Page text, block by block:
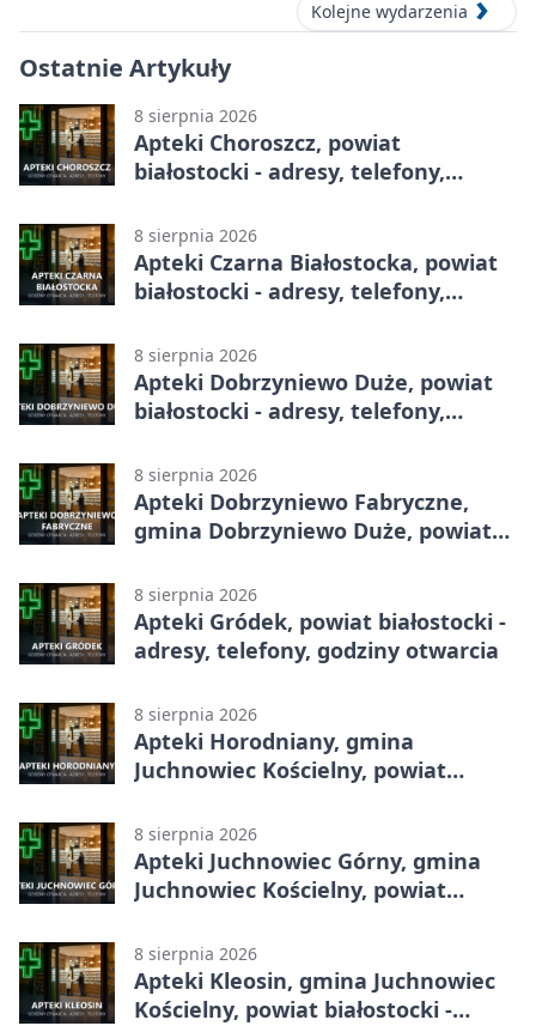
Kolejne wydarzenia
Ostatnie Artykuły
8 sierpnia 2026
Apteki Choroszcz, powiat
białostocki - adresy, telefony,
8 sierpnia 2026
Apteki Czarna Białostocka, powiat
białostocki - adresy, telefony,
8 sierpnia 2026
Apteki Dobrzyniewo Duże, powiat
białostocki - adresy, telefony,
8 sierpnia 2026
Apteki Dobrzyniewo Fabryczne,
gmina Dobrzyniewo Duże, powiat
godziny otwarcia
8 sierpnia 2026
Apteki Gródek, powiat białostocki -
adresy, telefony, godziny otwarcia
8 sierpnia 2026
Apteki Horodniany, gmina
Juchnowiec Kościelny, powiat
godziny otwarcia
8 sierpnia 2026
Apteki Juchnowiec Górny, gmina
Juchnowiec Kościelny, powiat
godziny otwarcia
8 sierpnia 2026
Apteki Kleosin, gmina Juchnowiec
Kościelny, powiat białostocki -